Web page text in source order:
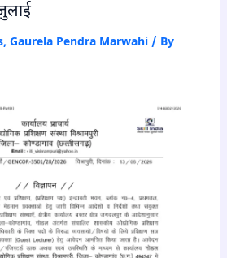
, Gaurela Pendra Marwahi/ By